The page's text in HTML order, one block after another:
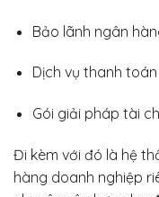
Bảo lãnh ngân
Dịch vụ thanh
Gói giải pháp tài
Đi kèm với đó là hệ
hàng doanh nghiệp